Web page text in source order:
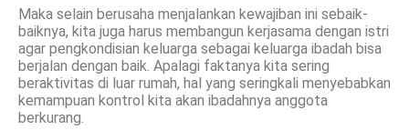
Maka selain berusaha menjalankan kewajiban ini sebaik-
baiknya, kita juga harus membangun kerjasama dengan istri
agar pengkondisian keluarga sebagai keluarga ibadah bisa
berjalan dengan baik. Apalagi faktanya kita sering
beraktivitas di luar rumah, hal yang seringkali menyebabkan
kemampuan kontrol kita akan ibadahnya anggota
berkurang.